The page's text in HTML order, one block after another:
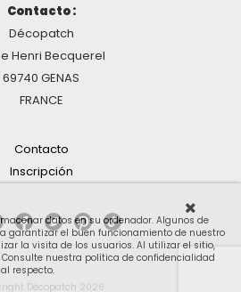
Contacto :
Décopatch
Henri Becquerel
69740 GENAS
FRANCE
Contacto
Inscripción
Décopatch 2026
datos en su ordenador. Algunos de
garantizar el buen funcionamiento de nuestro
la visita de los usuarios. Al utilizar el sitio,
Consulte nuestra política de confidencialidad
respecto.